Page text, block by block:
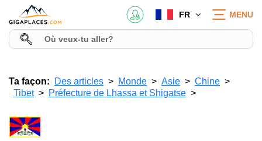
FR MENU
Ta façon: Des articles Monde Asie
Chine
Tibet
Préfecture de Lhassa et Shigatse